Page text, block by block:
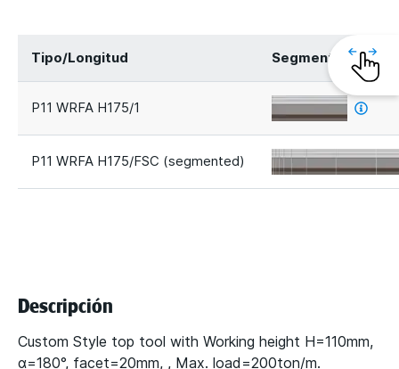
Tipo/Longitud Segmentos
P11 WRFA H175/1
P11 WRFA H175/FSC (segmented)
Descripción
Custom Style top tool with Working height H=110mm,
α=180°, facet=20mm, , Max. load=200ton/m.